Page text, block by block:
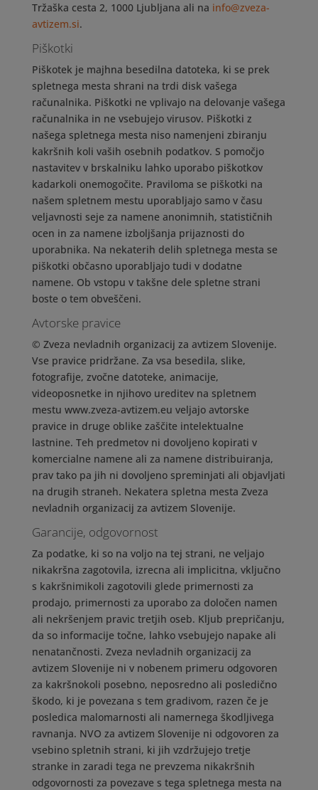
Tržaška cesta 2, 1000 Ljubljana ali na info@zveza-
avtizem.si.
Piškotki
Piškotek je majhna besedilna datoteka, ki se prek
spletnega mesta shrani na trdi disk vašega
računalnika. Piškotki ne vplivajo na delovanje vašega
računalnika in ne vsebujejo virusov. Piškotki z
našega spletnega mesta niso namenjeni zbiranju
kakršnih koli vaših osebnih podatkov. S pomočjo
nastavitev v brskalniku lahko uporabo piškotkov
kadarkoli onemogočite. Praviloma se piškotki na
našem spletnem mestu uporabljajo samo v času
veljavnosti seje za namene anonimnih, statističnih
ocen in za namene izboljšanja prijaznosti do
uporabnika. Na nekaterih delih spletnega mesta se
piškotki občasno uporabljajo tudi v dodatne
namene. Ob vstopu v takšne dele spletne strani
boste o tem obveščeni.
Avtorske pravice
© Zveza nevladnih organizacij za avtizem Slovenije.
Vse pravice pridržane. Za vsa besedila, slike,
fotografije, zvočne datoteke, animacije,
videoposnetke in njihovo ureditev na spletnem
mestu www.zveza-avtizem.eu veljajo avtorske
pravice in druge oblike zaščite intelektualne
lastnine. Teh predmetov ni dovoljeno kopirati v
komercialne namene ali za namene distribuiranja,
prav tako pa jih ni dovoljeno spreminjati ali objavljati
na drugih straneh. Nekatera spletna mesta Zveza
nevladnih organizacij za avtizem Slovenije.
Garancije, odgovornost
Za podatke, ki so na voljo na tej strani, ne veljajo
nikakršna zagotovila, izrecna ali implicitna, vključno
s kakršnimikoli zagotovili glede primernosti za
prodajo, primernosti za uporabo za določen namen
ali nekršenjem pravic tretjih oseb. Kljub prepričanju,
da so informacije točne, lahko vsebujejo napake ali
nenatančnosti. Zveza nevladnih organizacij za
avtizem Slovenije ni v nobenem primeru odgovoren
za kakršnokoli posebno, neposredno ali posledično
škodo, ki je povezana s tem gradivom, razen če je
posledica malomarnosti ali namernega škodljivega
ravnanja. NVO za avtizem Slovenije ni odgovoren za
vsebino spletnih strani, ki jih vzdržujejo tretje
stranke in zaradi tega ne prevzema nikakršnih
odgovornosti za povezave s tega spletnega mesta na